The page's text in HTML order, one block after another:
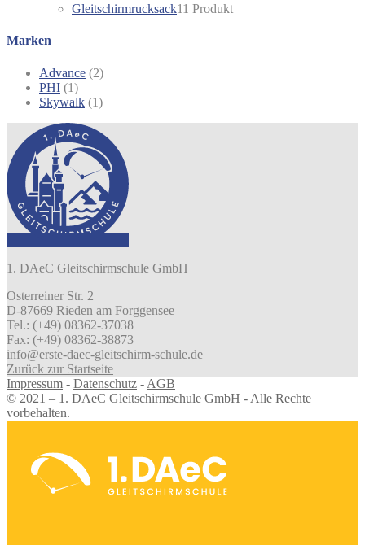
Gleitschirmrucksack11 Produkt
Marken
Advance (2)
PHI (1)
Skywalk (1)
1. DAeC Gleitschirmschule GmbH
Osterreiner Str. 2
D-87669 Rieden am Forggensee
Tel.: (+49) 08362-37038
Fax: (+49) 08362-38873
info@erste-daec-gleitschirm-schule.de
Zurück zur Startseite
Impressum - Datenschutz - AGB
© 2021 – 1. DAeC Gleitschirmschule GmbH - Alle Rechte
vorbehalten.